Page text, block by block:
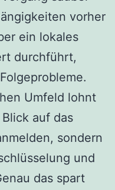
vorher
ein lokales
durchführt,
Umfeld lohnt
auf das
sondern
und
das spart